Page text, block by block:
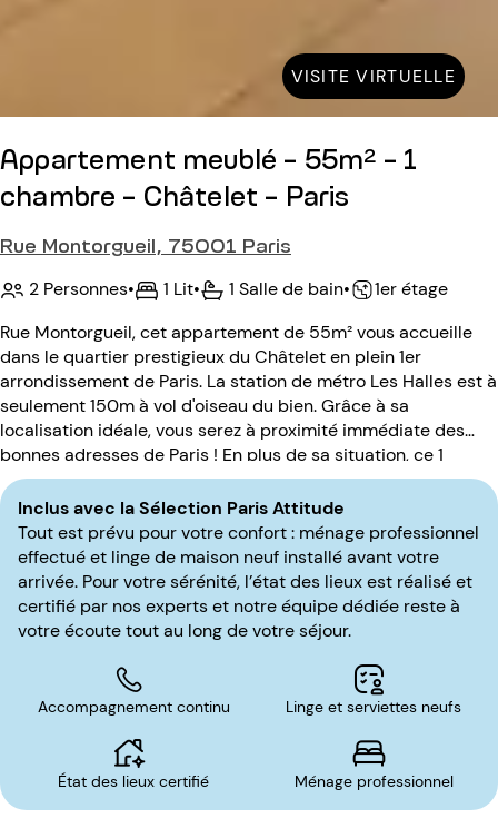
VISITE VIRTUELLE
Appartement meublé - 55m² - 1
chambre - Châtelet - Paris
Rue Montorgueil, 75001 Paris
2 Personnes• 1 Lit• 1 Salle de bain•
1er étage
Rue Montorgueil, cet appartement de 55m² vous accueille
dans le quartier prestigieux du Châtelet en plein 1er
arrondissement de Paris. La station de métro Les Halles est à
seulement 150m à vol d'oiseau du bien. Grâce à sa
localisation idéale, vous serez à proximité immédiate des
bonnes adresses de Paris ! En plus de sa situation, ce 1
chambre pouvant accueillir jusqu'à 2 personnes saura vous
séduire par sa luminosité et sa modernité. Situé au 1er étage,
l'immeuble est sécurisé par interphone et code d'entrée.
Inclus avec la Sélection Paris Attitude
Tout est prévu pour votre confort : ménage professionnel
effectué et linge de maison neuf installé avant votre
arrivée. Pour votre sérénité, l’état des lieux est réalisé et
certifié par nos experts et notre équipe dédiée reste à
votre écoute tout au long de votre séjour.
Accompagnement continu Linge et serviettes neufs
État des lieux certifié Ménage professionnel